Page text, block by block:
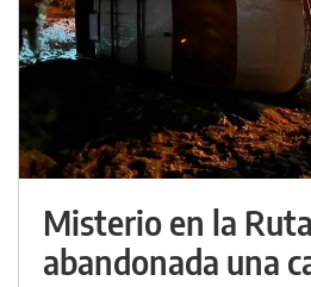
Misterio en la
abandonada una